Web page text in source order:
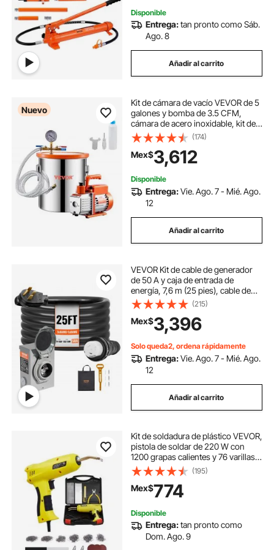
Disponible
Entrega:tan pronto como Sáb.
Ago. 8
Añadir al carrito
Nuevo
Kit de cámara de vacío VEVOR de 5
galones y bomba de 3.5 CFM,
cámara de acero inoxidable, kit de
cámara de desgasificación con
bomba de vacío de una etapa, con
tapa acrílica, aceite y manguera de
4.92 pies, para desgasificar resinas
epoxi de silicona.
(174)
Mex$3,612
Disponible
Entrega:Vie. Ago. 7 - Mié. Ago.
12
Añadir al carrito
VEVOR Kit de cable de generador
de 50 A y caja de entrada de
energía, 7,6 m (25 pies), cable de
alimentación de generador NEMA
14-50P/SS2-50R STW 6/3+8/1
AWG con conector de bloqueo
giratorio
(215)
Mex$3,396
Solo queda2, ordena rápidamente
Entrega:Vie. Ago. 7 - Mié. Ago.
12
Añadir al carrito
Kit de soldadura de plástico VEVOR,
pistola de soldar de 220 W con
1200 grapas calientes y 76 varillas
de soldadura, pistola de soldar
profesional con luz LED y estuche
para kayak, juguetes y reparación
de parachoques.
(195)
Mex$774
Disponible
Entrega:tan pronto como
Dom. Ago. 9